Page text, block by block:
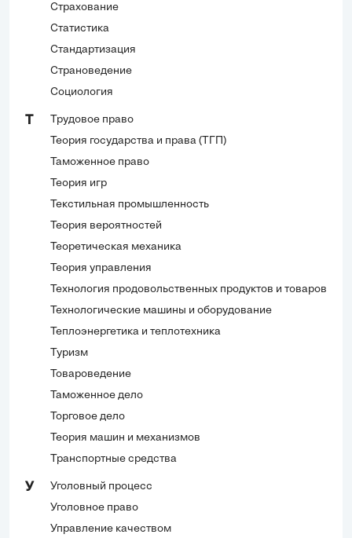
Страхование
Статистика
Стандартизация
Страноведение
Социология
Трудовое право
Теория государства и права (ТГП)
Таможенное право
Теория игр
Текстильная промышленность
Теория вероятностей
Теоретическая механика
Теория управления
Технология продовольственных продуктов и товаров
Технологические машины и оборудование
Теплоэнергетика и теплотехника
Туризм
Товароведение
Таможенное дело
Торговое дело
Теория машин и механизмов
Транспортные средства
У
Уголовный процесс
Уголовное право
Управление качеством